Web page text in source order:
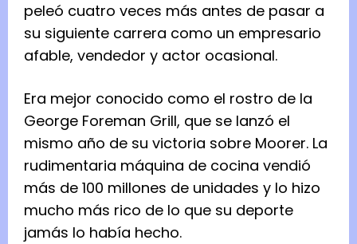
peleó cuatro veces más antes de pasar a
su siguiente carrera como un empresario
afable, vendedor y actor ocasional.
Era mejor conocido como el rostro de la
George Foreman Grill, que se lanzó el
mismo año de su victoria sobre Moorer. La
rudimentaria máquina de cocina vendió
más de 100 millones de unidades y lo hizo
mucho más rico de lo que su deporte
jamás lo había hecho.